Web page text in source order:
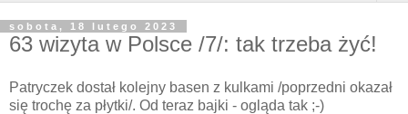
sobota, 18 lutego 2023
63 wizyta w Polsce /7/: tak trzeba żyć!
Patryczek dostał kolejny basen z kulkami /poprzedni okazał
się trochę za płytki/. Od teraz bajki - ogląda tak ;-)